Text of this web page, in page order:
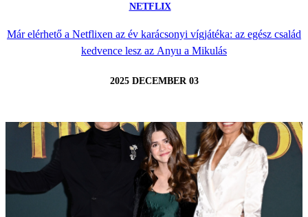
NETFLIX
Már elérhető a Netflixen az év karácsonyi vígjátéka: az egész család
kedvence lesz az Anyu a Mikulás
2025 DECEMBER 03